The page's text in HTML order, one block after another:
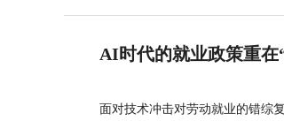
AI时代的就业政策重在
面对技术冲击对劳动就业的错综